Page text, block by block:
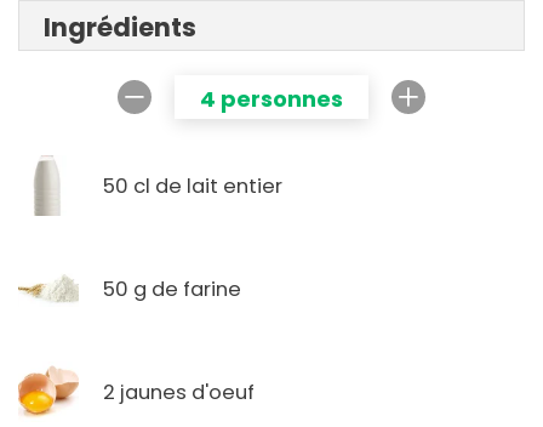
Ingrédients
4 personnes
50 cl de lait entier
50 g de farine
2 jaunes d'oeuf